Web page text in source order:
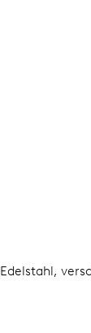
Edelstahl,